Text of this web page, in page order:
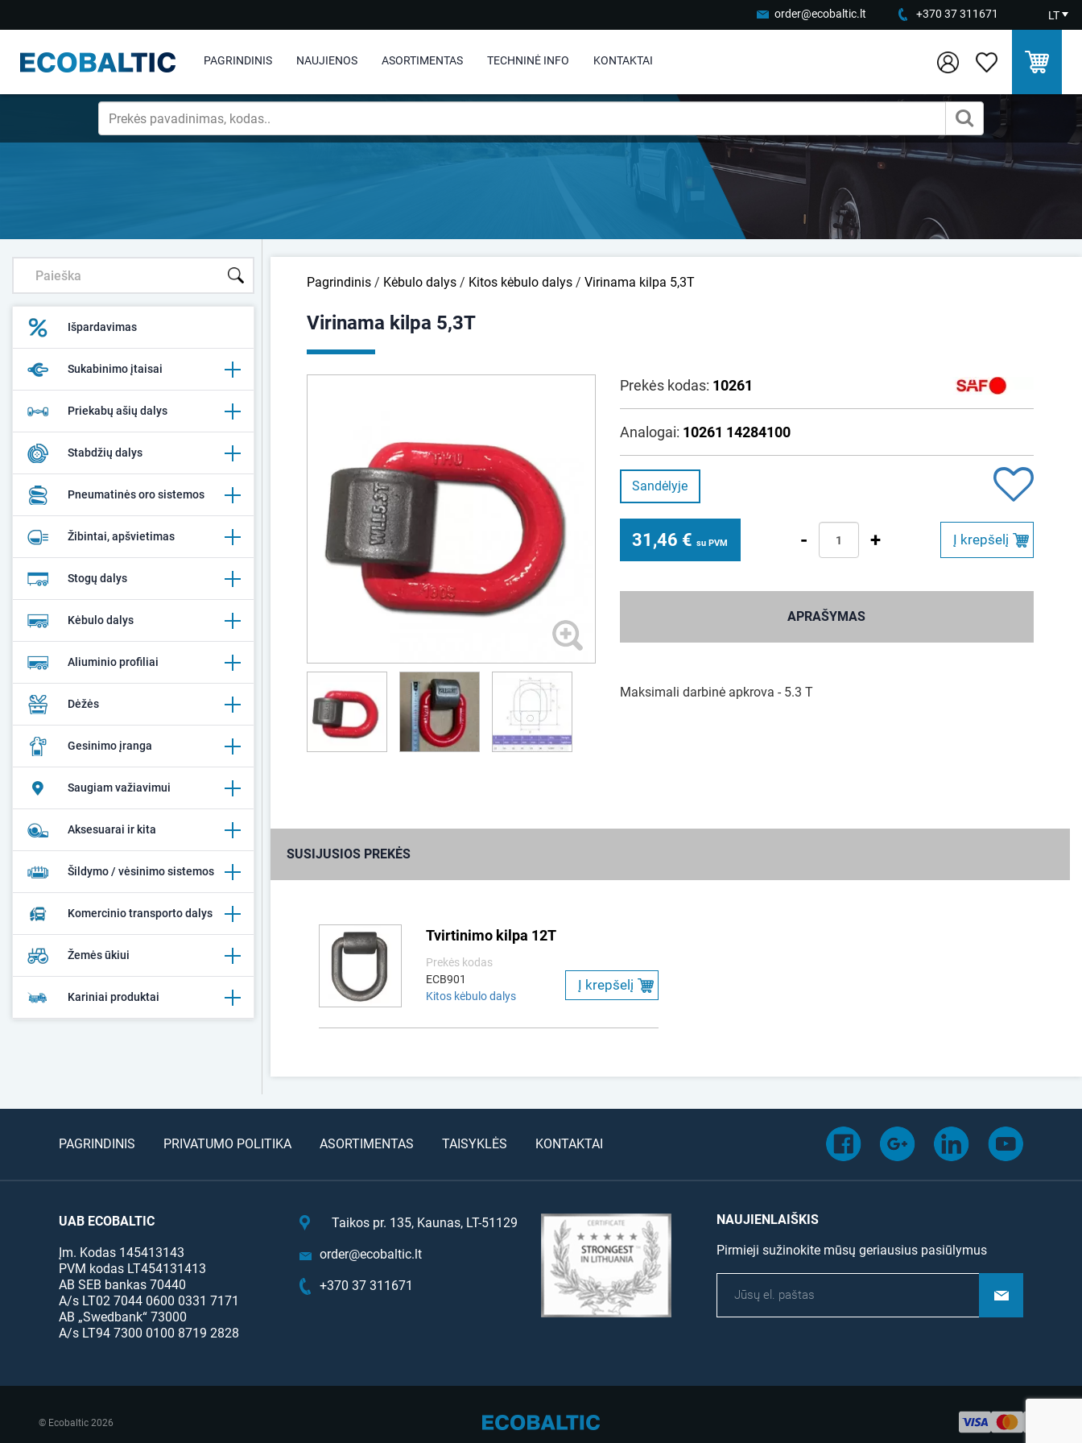
order@ecobaltic.lt +370 37 311671 LT
PAGRINDINIS NAUJIENOS ASORTIMENTAS TECHNINĖ INFO KONTAKTAI
Išpardavimas
Sukabinimo įtaisai
Priekabų ašių dalys
Stabdžių dalys
Pneumatinės oro sistemos
Žibintai, apšvietimas
Stogų dalys
Kėbulo dalys
Aliuminio profiliai
Dėžės
Gesinimo įranga
Saugiam važiavimui
Aksesuarai ir kita
Šildymo / vėsinimo sistemos
Komercinio transporto dalys
Žemės ūkiui
Kariniai produktai
Pagrindinis / Kėbulo dalys / Kitos kėbulo dalys / Virinama kilpa 5,3T
Virinama kilpa 5,3T
Prekės kodas: 10261
Analogai: 10261 14284100
Sandėlyje
31,46 € su PVM - + Į krepšelį
APRAŠYMAS
Maksimali darbinė apkrova - 5.3 T
SUSIJUSIOS PREKĖS
Tvirtinimo kilpa 12T
Prekės kodas
ECB901
Kitos kėbulo dalys
Į krepšelį
PAGRINDINIS PRIVATUMO POLITIKA ASORTIMENTAS TAISYKLĖS KONTAKTAI
UAB ECOBALTIC
Įm. Kodas 145413143
PVM kodas LT454131413
AB SEB bankas 70440
A/s LT02 7044 0600 0331 7171
AB „Swedbank“ 73000
A/s LT94 7300 0100 8719 2828
Taikos pr. 135, Kaunas, LT-51129
order@ecobaltic.lt
+370 37 311671
NAUJIENLAIŠKIS
Pirmieji sužinokite mūsų geriausius pasiūlymus
© Ecobaltic 2026